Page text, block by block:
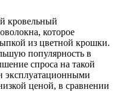
кровельный
которое
из цветной крошки.
популярность в
спроса на такой
эксплуатационными
ценой, в сравнении